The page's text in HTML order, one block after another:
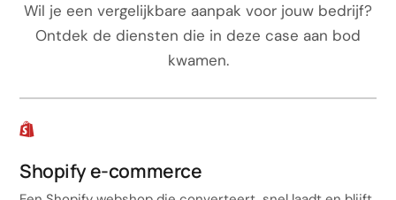
Wil je een vergelijkbare aanpak voor jouw bedrijf?
Ontdek de diensten die in deze case aan bod
kwamen.
Shopify e-commerce